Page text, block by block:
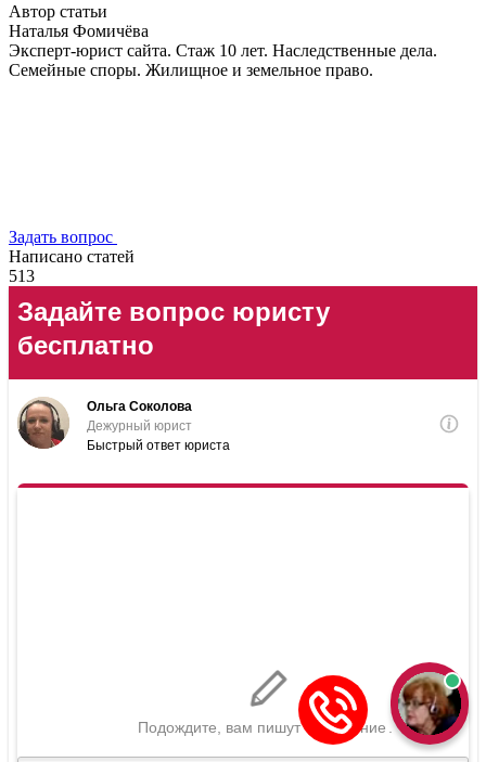
Автор статьи
Наталья Фомичёва
Эксперт-юрист сайта. Стаж 10 лет. Наследственные дела.
Семейные споры. Жилищное и земельное право.
Задать вопрос
Написано статей
513